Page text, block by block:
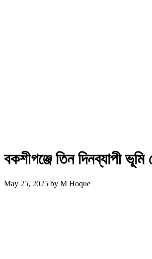
বকশীগঞ্জে তিন দিনব্যাপী
May 25, 2025 by M Hoque